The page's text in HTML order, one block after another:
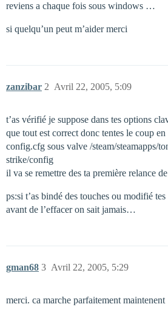
reviens a chaque fois sous windows …
si quelqu’un peut m’aider merci
zanzibar Avril 22, 2005, 5:09
2
t’as vérifié je suppose dans tes options
que tout est correct donc tentes le coup
config.cfg sous valve /steam/steamapps/
strike/config
il va se remettre des ta première relance
ps:si t’as bindé des touches ou modifié
avant de l’effacer on sait jamais…
gman68 Avril 22, 2005, 5:29
3
merci. ca marche parfaitement maintenent